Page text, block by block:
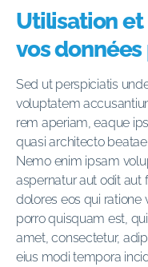
Utilisation et
vos
Sed ut perspiciatis
voluptatem
rem aperiam, eaque
quasi architecto
Nemo enim ipsam
aspernatur aut odit aut
dolores eos qui
porro quisquam est,
amet, consectetur,
eius modi tempora